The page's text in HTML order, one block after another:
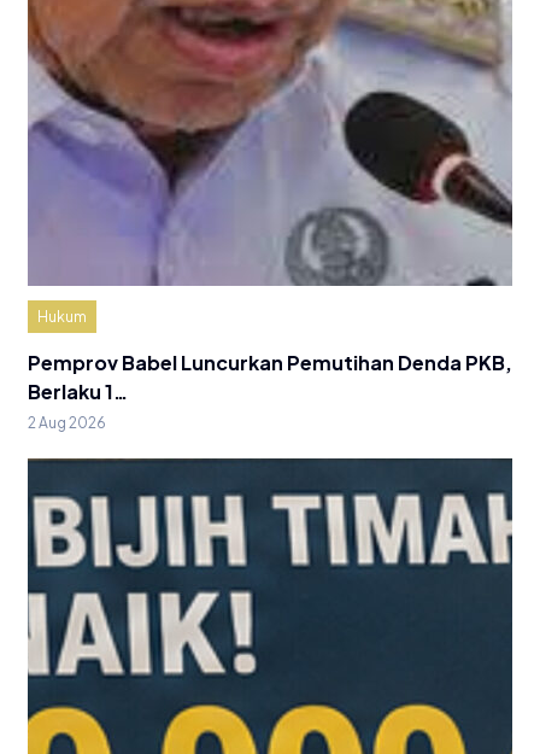
Hukum
Pemprov Babel Luncurkan Pemutihan Denda PKB,
Berlaku 1…
2 Aug 2026